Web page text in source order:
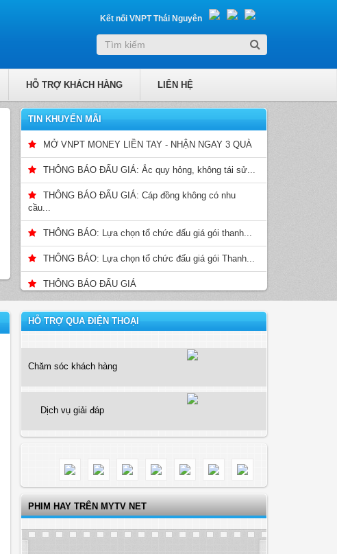
Kết nối VNPT Thái Nguyên
HỖ TRỢ KHÁCH HÀNG LIÊN HỆ
TIN KHUYẾN MÃI
MỞ VNPT MONEY LIỀN TAY - NHẬN NGAY 3 QUÀ
THÔNG BÁO ĐẤU GIÁ: Ắc quy hỏng, không tái sử...
THÔNG BÁO ĐẤU GIÁ: Cáp đồng không có nhu
cầu...
THÔNG BÁO: Lựa chọn tổ chức đấu giá gói thanh...
THÔNG BÁO: Lựa chọn tổ chức đấu giá gói Thanh...
THÔNG BÁO ĐẤU GIÁ
HỖ TRỢ QUA ĐIỆN THOẠI
Chăm sóc khách hàng
Dịch vụ giải đáp
PHIM HAY TRÊN MYTV NET